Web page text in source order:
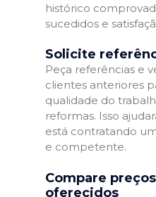
histórico
sucedidos e
Solicite
Peça referências e
clientes anteriores
qualidade do
reformas. Isso
está contratando
e competente.
Compare
oferecidos